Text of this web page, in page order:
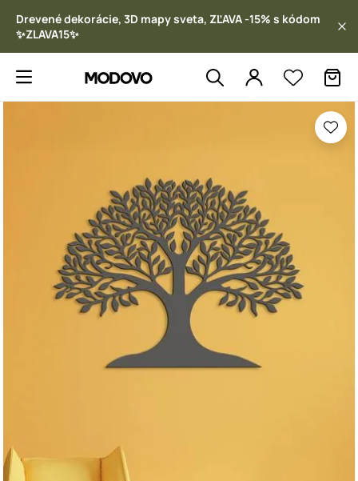
Drevené dekorácie, 3D mapy sveta, ZĽAVA -15% s kódom
✨ZLAVA15✨